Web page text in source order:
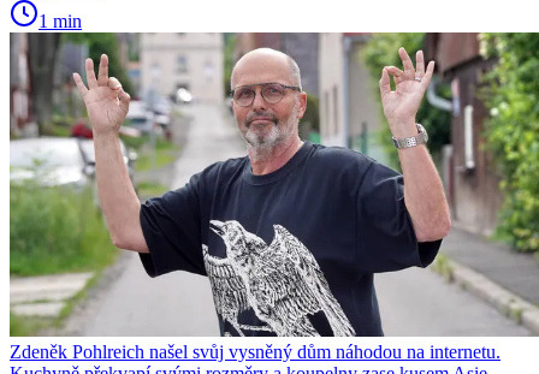
1 min
Zdeněk Pohlreich našel svůj vysněný dům náhodou na internetu.